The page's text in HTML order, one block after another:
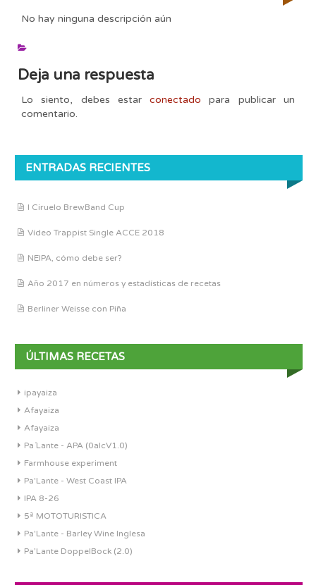
No hay ninguna descripción aún
Deja una respuesta
Lo siento, debes estarconectado para publicar un
comentario.
ENTRADAS RECIENTES
I Ciruelo BrewBand Cup
Vídeo Trappist Single ACCE 2018
NEIPA, cómo debe ser?
Año 2017 en números y estadísticas de recetas
Berliner Weisse con Piña
ÚLTIMAS RECETAS
ipayaiza
Afayaiza
Afayaiza
Pa´Lante - APA (0alcV1.0)
Farmhouse experiment
Pa'Lante - West Coast IPA
IPA 8-26
5ª MOTOTURISTICA
Pa'Lante - Barley Wine Inglesa
Pa’Lante DoppelBock (2.0)